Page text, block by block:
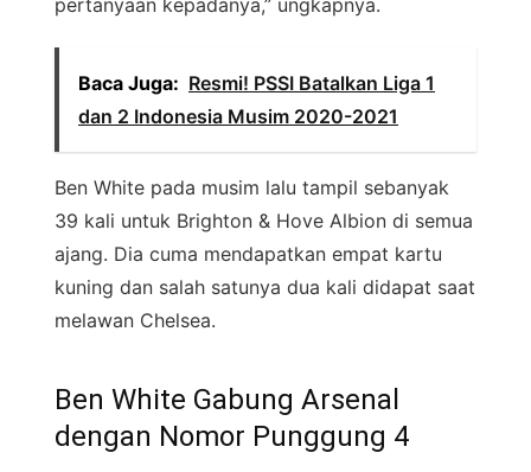
pertanyaan kepadanya,” ungkapnya.
Baca Juga: Resmi! PSSI Batalkan Liga 1
dan 2 Indonesia Musim 2020-2021
Ben White pada musim lalu tampil sebanyak
39 kali untuk Brighton & Hove Albion di semua
ajang. Dia cuma mendapatkan empat kartu
kuning dan salah satunya dua kali didapat saat
melawan Chelsea.
Ben White Gabung Arsenal
dengan Nomor Punggung 4